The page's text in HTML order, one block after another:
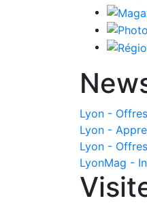
Lyon -
Lyon -
Lyon -
LyonMag -